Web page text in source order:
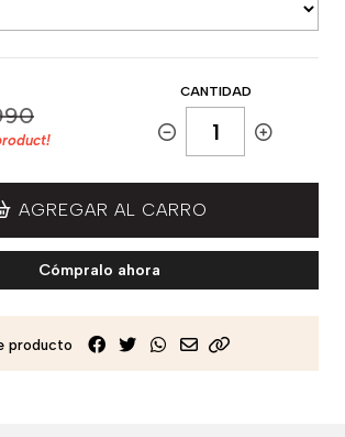
CANTIDAD
AGREGAR AL CARRO
Cómpralo ahora
producto